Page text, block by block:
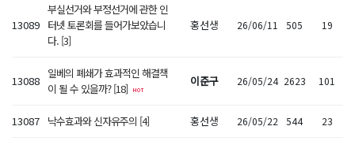
13089
부실선거와 부정선거에 관한 인
터넷 토론회를 들어가보았습니
다. [3]
홍선생 26/06/11 505 19
13088
일베의 폐쇄가 효과적인 해결책
이 될 수 있을까? [18]
이준구 26/05/24 2623 101
13087 낙수효과와 신자유주의 [4] 홍선생 26/05/22 544 23